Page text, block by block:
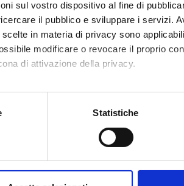
sul vostro dispositivo al fine di
il pubblico e sviluppare i servizi.
in materia di privacy sono
modificare o revocare il proprio
di attivazione della privacy.
con un'approssimazione di
dalla Dichiarazione sui cookie.
Statistiche